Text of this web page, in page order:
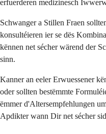
erfuerderen medizinesch
Schwanger a Stillen Fraen
konsultéieren ier se dës
kënnen net sécher wärend der
sinn.
Kanner an eeler Erwuessener
oder sollten bestëmmte
ëmmer d'Altersempfehlungen
Apdikter wann Dir net sécher